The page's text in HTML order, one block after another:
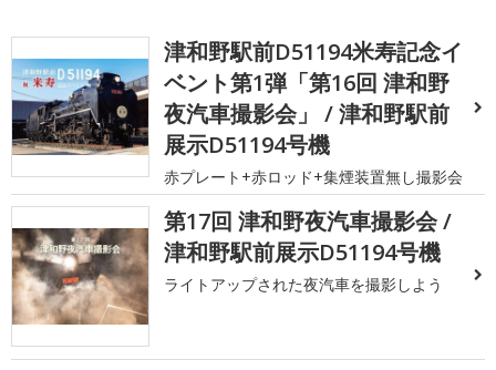
津和野駅前D51194米寿記念イ
ベント第1弾「第16回 津和野
夜汽車撮影会」 / 津和野駅前
展示D51194号機
赤プレート+赤ロッド+集煙装置無し撮影会
第17回 津和野夜汽車撮影会 /
津和野駅前展示D51194号機
ライトアップされた夜汽車を撮影しよう